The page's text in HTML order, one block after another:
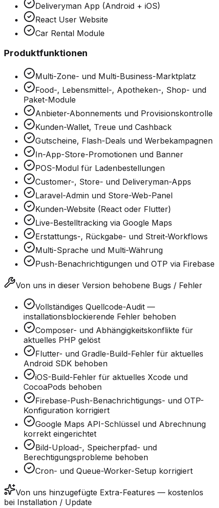
Deliveryman App (Android + iOS)
React User Website
Car Rental Module
Produktfunktionen
Multi-Zone- und Multi-Business-Marktplatz
Food-, Lebensmittel-, Apotheken-, Shop- und
Paket-Module
Anbieter-Abonnements und Provisionskontrolle
Kunden-Wallet, Treue und Cashback
Gutscheine, Flash-Deals und Werbekampagnen
In-App-Store-Promotionen und Banner
POS-Modul für Ladenbestellungen
Customer-, Store- und Deliveryman-Apps
Laravel-Admin und Store-Web-Panel
Kunden-Website (React oder Flutter)
Live-Bestelltracking via Google Maps
Erstattungs-, Rückgabe- und Streit-Workflows
Multi-Sprache und Multi-Währung
Push-Benachrichtigungen und OTP via Firebase
Von uns in dieser Version behobene Bugs / Fehler
Vollständiges Quellcode-Audit —
installationsblockierende Fehler behoben
Composer- und Abhängigkeitskonflikte für
aktuelles PHP gelöst
Flutter- und Gradle-Build-Fehler für aktuelles
Android SDK behoben
iOS-Build-Fehler für aktuelles Xcode und
CocoaPods behoben
Firebase-Push-Benachrichtigungs- und OTP-
Konfiguration korrigiert
Google Maps API-Schlüssel und Abrechnung
korrekt eingerichtet
Bild-Upload-, Speicherpfad- und
Berechtigungsprobleme behoben
Cron- und Queue-Worker-Setup korrigiert
Von uns hinzugefügte Extra-Features — kostenlos
bei Installation / Update